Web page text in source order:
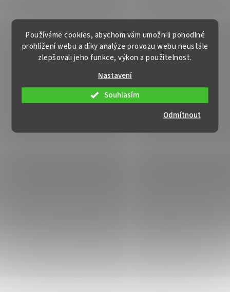
Používáme cookies, abychom vám umožnili pohodlné
prohlížení webu a díky analýze provozu webu neustále
zlepšovali jeho funkce, výkon a použitelnost.
Nastavení
Odmítnout
Souhlasím